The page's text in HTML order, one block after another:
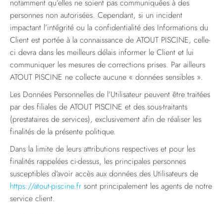
notamment qu’elles ne soient pas communiquées à des
personnes non autorisées. Cependant, si un incident
impactant l’intégrité ou la confidentialité des Informations du
Client est portée à la connaissance de ATOUT PISCINE, celle-
ci devra dans les meilleurs délais informer le Client et lui
communiquer les mesures de corrections prises. Par ailleurs
ATOUT PISCINE ne collecte aucune « données sensibles ».
Les Données Personnelles de l’Utilisateur peuvent être traitées
par des filiales de ATOUT PISCINE et des sous-traitants
(prestataires de services), exclusivement afin de réaliser les
finalités de la présente politique.
Dans la limite de leurs attributions respectives et pour les
finalités rappelées ci-dessus, les principales personnes
susceptibles d’avoir accès aux données des Utilisateurs de
https://atout-piscine.fr sont principalement les agents de notre
service client.